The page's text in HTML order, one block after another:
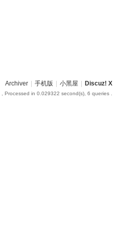
Archiver 手机版 小黑屋 Discuz! X
, Processed in 0.029322 second(s), 6 queries .